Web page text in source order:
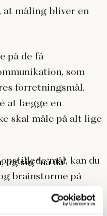
at måling bliver en
på de få
som
forretningsmål.
at lægge en
skal måle på alt lige
og sig ”nå da”mål, kan du
brainstorme på
Hvis I omvendt
ro på bagsmækken